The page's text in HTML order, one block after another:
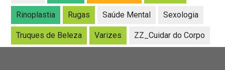
Rinoplastia Rugas Saúde Mental Sexologia
Truques de Beleza Varizes ZZ_Cuidar do Corpo